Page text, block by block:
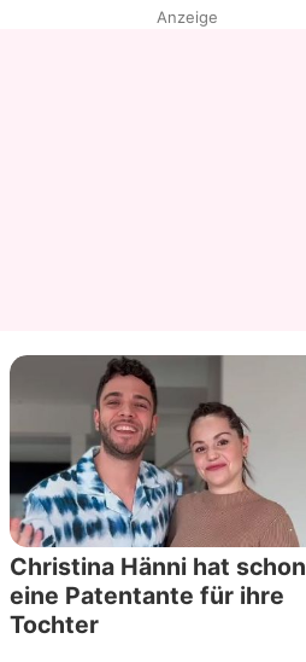
Anzeige
Christina Hänni hat schon
eine Patentante für ihre
Tochter